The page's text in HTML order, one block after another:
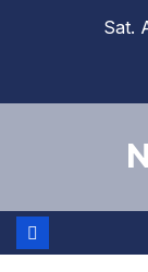
Sat.